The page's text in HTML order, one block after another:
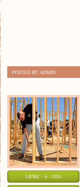
POSTED BY ADMIN
LIPIEC - 6 - 2026